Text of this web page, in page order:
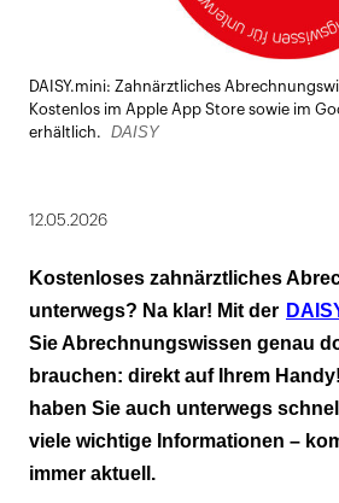
DAISY.mini: Zahnärztliches
Kostenlos im Apple App Store sowie im
erhältlich.
DAISY
12.05.2026
Kostenloses zahnärztliches
unterwegs? Na klar! Mit der
Sie Abrechnungswissen genau
brauchen: direkt auf Ihrem
haben Sie auch unterwegs
viele wichtige Informationen –
immer aktuell.